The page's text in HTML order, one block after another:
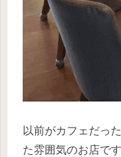
以前がカフェだっ
た雰囲気のお店です